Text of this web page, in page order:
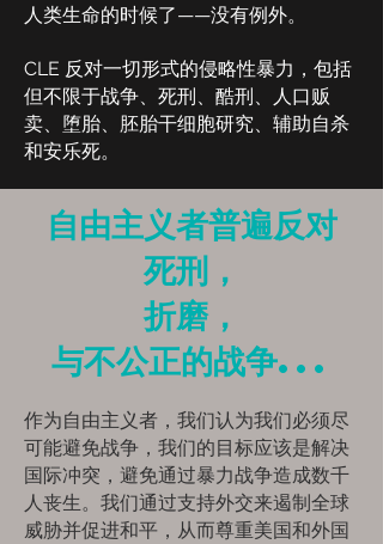
人类生命的时候了——没有例外。
CLE 反对一切形式的侵略性暴力，包括
但不限于战争、死刑、酷刑、人口贩
卖、堕胎、胚胎干细胞研究、辅助自杀
和安乐死。
自由主义者普遍反对
死刑，
折磨，
与不公正的战争...
作为自由主义者，我们认为我们必须尽
可能避免战争，我们的目标应该是解决
国际冲突，避免通过暴力战争造成数千
人丧生。我们通过支持外交来遏制全球
威胁并促进和平，从而尊重美国和外国